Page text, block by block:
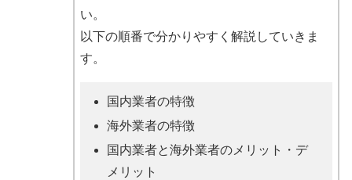
い。
以下の順番で分かりやすく解説していきま
す。
国内業者の特徴
海外業者の特徴
国内業者と海外業者のメリット・デ
メリット